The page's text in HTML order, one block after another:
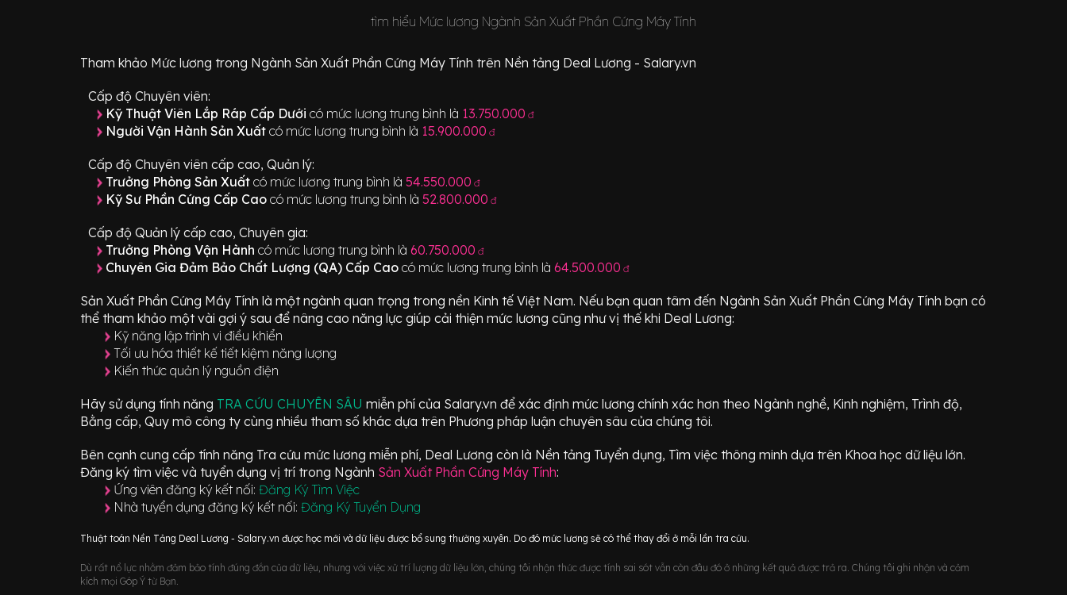
tìm hiểu Mức lương Ngành Sản Xuất Phần Cứng Máy Tính
Tham khảo Mức lương trong Ngành Sản Xuất Phần Cứng Máy Tính trên Nền tảng Deal Lương - Salary.vn
Cấp độ Chuyên viên:
Kỹ Thuật Viên Lắp Ráp Cấp Dưới có mức lương trung bình là 13.750.000 đ
Người Vận Hành Sản Xuất có mức lương trung bình là 15.900.000 đ
Cấp độ Chuyên viên cấp cao, Quản lý:
Trưởng Phòng Sản Xuất có mức lương trung bình là 54.550.000 đ
Kỹ Sư Phần Cứng Cấp Cao có mức lương trung bình là 52.800.000 đ
Cấp độ Quản lý cấp cao, Chuyên gia:
Trưởng Phòng Vận Hành có mức lương trung bình là 60.750.000 đ
Chuyên Gia Đảm Bảo Chất Lượng (QA) Cấp Cao có mức lương trung bình là 64.500.000 đ
Sản Xuất Phần Cứng Máy Tính là một ngành quan trọng trong nền Kinh tế Việt Nam. Nếu bạn quan tâm đến Ngành Sản Xuất Phần Cứng Máy Tính bạn có
thể tham khảo một vài gợi ý sau để nâng cao năng lực giúp cải thiện mức lương cũng như vị thế khi Deal Lương:
Kỹ năng lập trình vi điều khiển
Tối ưu hóa thiết kế tiết kiệm năng lượng
Kiến thức quản lý nguồn điện
Hãy sử dụng tính năng TRA CỨU CHUYÊN SÂU miễn phí của Salary.vn để xác định mức lương chính xác hơn theo Ngành nghề, Kinh nghiệm, Trình độ,
Bằng cấp, Quy mô công ty cùng nhiều tham số khác dựa trên Phương pháp luận chuyên sâu của chúng tôi.
Bên cạnh cung cấp tính năng Tra cứu mức lương miễn phí, Deal Lương còn là Nền tảng Tuyển dụng, Tìm việc thông minh dựa trên Khoa học dữ liệu lớn.
Đăng ký tìm việc và tuyển dụng vị trí trong Ngành Sản Xuất Phần Cứng Máy Tính:
Ứng viên đăng ký kết nối: Đăng Ký Tìm Việc
Nhà tuyển dụng đăng ký kết nối: Đăng Ký Tuyển Dụng
Thuật toán Nền Tảng Deal Lương - Salary.vn được học mới và dữ liệu được bổ sung thường xuyên. Do đó mức lương sẽ có thể thay đổi ở mỗi lần tra cứu.
Dù rất nổ lực nhằm đảm bảo tính đúng đắn của dữ liệu, nhưng với việc xử trí lượng dữ liệu lớn, chúng tôi nhận thức được tính sai sót vẫn còn đâu đó ở những kết quả được trả ra. Chúng tôi ghi nhận và cảm
kích mọi Góp Ý từ Bạn.